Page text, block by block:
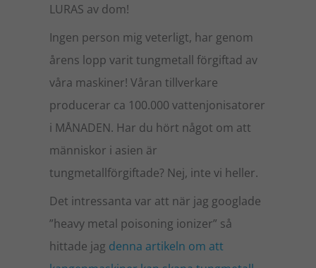
LURAS av dom!
Ingen person mig veterligt, har genom
årens lopp varit tungmetall förgiftad av
våra maskiner! Våran tillverkare
producerar ca 100.000 vattenjonisatorer
i MÅNADEN. Har du hört något om att
människor i asien är
tungmetallförgiftade? Nej, inte vi heller.
Det intressanta var att när jag googlade
”heavy metal poisoning ionizer” så
hittade jag denna artikeln om att